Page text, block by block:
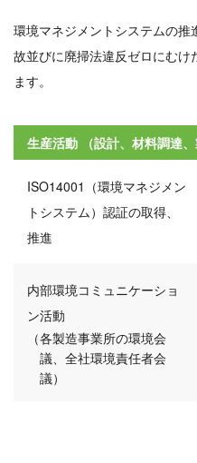
環境マネジメントシステムの
故並びに廃掃法違反ゼロにむ
ます。
生産活動 （設計、材料調達、
ISO14001 （環境マネジメン
トシステム） 認証の取得、
推進
内部環境コミュニケーショ
ン活動
（各製造事業所の環境会
議、 全社環境責任者会
議）